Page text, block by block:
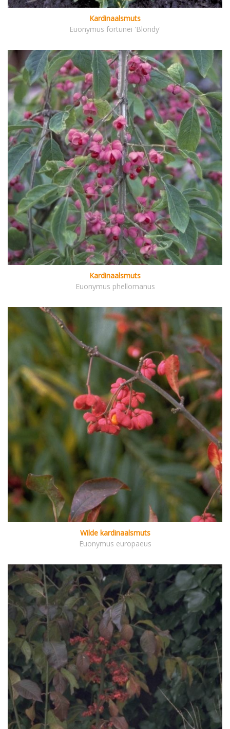
Kardinaalsmuts
Euonymus fortunei 'Blondy'
Kardinaalsmuts
Euonymus phellomanus
Wilde kardinaalsmuts
Euonymus europaeus